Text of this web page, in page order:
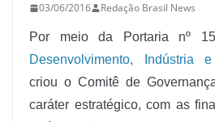
03/06/2016 Redação Brasil News
Por meio da Portaria nº
Desenvolvimento, Indústria
criou o Comitê de
caráter estratégico, com as